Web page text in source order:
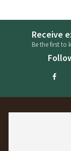
Receive
Be the first to